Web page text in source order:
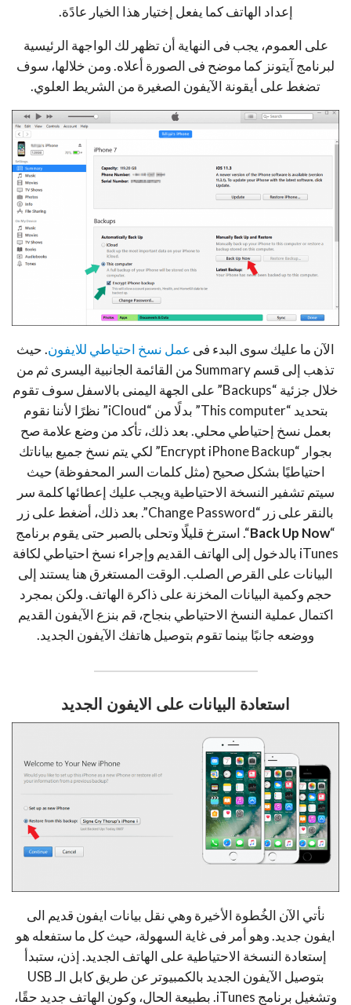
إعداد الهاتف كما يفعل إختيار هذا الخيار عادًة.
على العموم، يجب فى النهاية أن تظهر لك الواجهة الرئيسية
لبرنامج آيتونز كما موضح فى الصورة أعلاه. ومن خلالها، سوف
تضغط على أيقونة الآيفون الصغيرة من الشريط العلوي.
الآن ما عليك سوى البدء فى عمل نسخ احتياطي للايفون. حيث
تذهب إلى قسم Summary من القائمة الجانبية اليسرى ثم من
خلال جزئية “Backups” على الجهة اليمنى بالاسفل سوف تقوم
بتحديد “This computer” بدلًا من “iCloud” نظرًا لأننا نقوم
بعمل نسخ إحتياطي محلي. بعد ذلك، تأكد من وضع علامة صح
بجوار “Encrypt iPhone Backup” لكي يتم نسخ جميع بياناتك
احتياطيًا بشكل صحيح (مثل كلمات السر المحفوظة) حيث
سيتم تشفير النسخة الاحتياطية ويجب عليك إعطائها كلمة سر
بالنقر على زر “Change Password”. بعد ذلك، أضغط على زر
“
Back Up Now“. استرخ قليلًا وتحلى بالصبر حتى يقوم برنامج
iTunes بالدخول إلى الهاتف القديم وإجراء نسخ احتياطي لكافة
البيانات على القرص الصلب. الوقت المستغرق هنا يستند إلى
حجم وكمية البيانات المخزنة على ذاكرة الهاتف. ولكن بمجرد
اكتمال عملية النسخ الاحتياطي بنجاح، قم بنزع الآيفون القديم
ووضعه جانبًا بينما تقوم بتوصيل هاتفك الآيفون الجديد.
استعادة البيانات على الايفون الجديد
نأتي الآن الخُطوة الأخيرة وهي نقل بيانات ايفون قديم الى
ايفون جديد. وهو أمر فى غاية السهولة، حيث كل ما ستفعله هو
إستعادة النسخة الاحتياطية على الهاتف الجديد. إذن، ستبدأ
بتوصيل الآيفون الجديد بالكمبيوتر عن طريق كابل الـ USB
وتشغيل برنامج iTunes. بطبيعة الحال، وكون الهاتف جديد حقًا،